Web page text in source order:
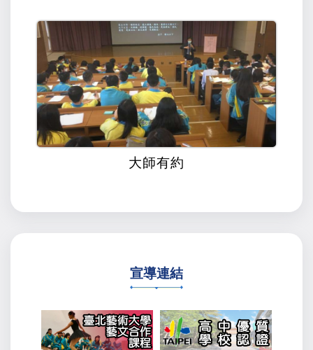
大師有約
宣導連結